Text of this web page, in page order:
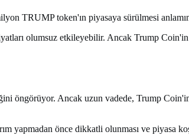
TRUMP token'ın piyasaya sürülmesi
olumsuz etkileyebilir. Ancak Trump Coin'in
öngörüyor. Ancak uzun vadede, Trump
yapmadan önce dikkatli olunması ve piyasa